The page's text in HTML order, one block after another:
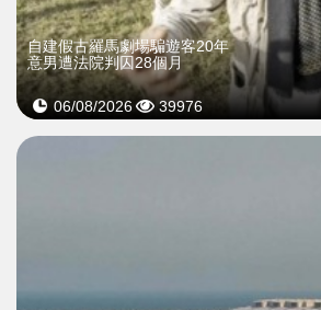
自建假古羅馬劇場騙遊客20年
意男遭法院判囚28個月
06/08/2026 39976